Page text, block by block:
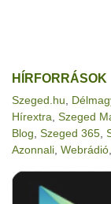
HÍRFORRÁSOK
Szeged.hu
Hírextra Szeged
Blog Szeged 365
Azonnali Webrádió